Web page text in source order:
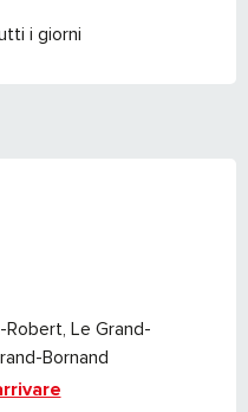
i giorni
Le Grand-
Bornand